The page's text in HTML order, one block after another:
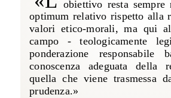
obiettivo resta sempre
optimum relativo rispetto alla
valori etico-morali, ma qui
campo - teologicamente
ponderazione responsabile
conoscenza adeguata della
quella che viene trasmessa
prudenza.»